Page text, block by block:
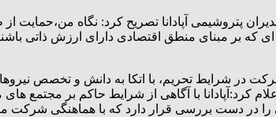
پتروشیمی آپادانا تصریح کرد: نگاه من،حمایت
که بر مبنای منطق اقتصادی دارای ارزش ذاتی
در شرایط تحریم، با اتکا به دانش و تخصص
کرد:آپادانا با آگاهی از شرایط حاکم بر مجتمع های
را در دست بررسی قرار دارد که با هماهنگی شرکت